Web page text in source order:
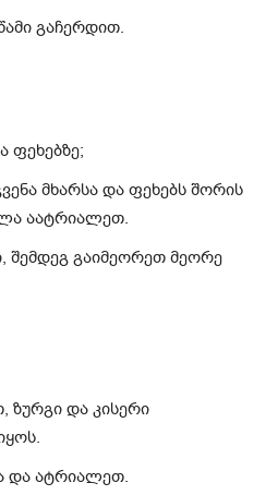
გაჩერდით.
ფეხებზე;
მხარსა და ფეხებს შორის
აატრიალეთ.
შემდეგ გაიმეორეთ მეორე
ზურგი და კისერი
და ატრიალეთ.